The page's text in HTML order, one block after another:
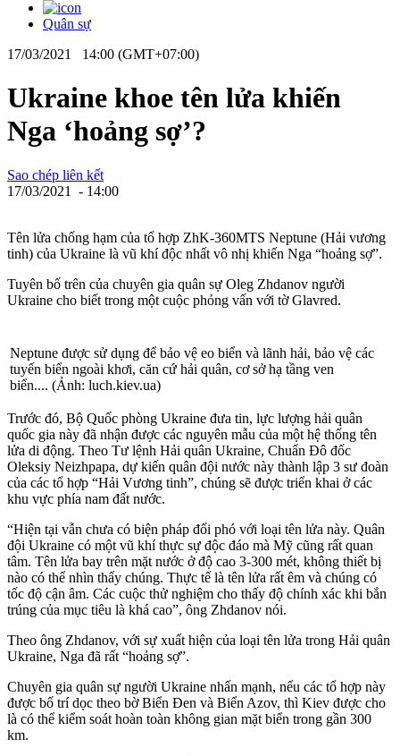
Quân sự
17/03/2021 14:00 (GMT+07:00)
Ukraine khoe tên lửa khiến
Nga ‘hoảng sợ’?
Sao chép liên kết
17/03/2021 - 14:00
Tên lửa chống hạm của tổ hợp ZhK-360MTS Neptune (Hải vương
tinh) của Ukraine là vũ khí độc nhất vô nhị khiến Nga “hoảng sợ”.
Tuyên bố trên của chuyên gia quân sự Oleg Zhdanov người
Ukraine cho biết trong một cuộc phỏng vấn với tờ Glavred.
Neptune được sử dụng để bảo vệ eo biển và lãnh hải, bảo vệ các
tuyến biển ngoài khơi, căn cứ hải quân, cơ sở hạ tầng ven
biển.... (Ảnh: luch.kiev.ua)
Trước đó, Bộ Quốc phòng Ukraine đưa tin, lực lượng hải quân
quốc gia này đã nhận được các nguyên mẫu của một hệ thống tên
lửa di động. Theo Tư lệnh Hải quân Ukraine, Chuẩn Đô đốc
Oleksiy Neizhpapa, dự kiến ​​quân đội nước này thành lập 3 sư đoàn
của các tổ hợp “Hải Vương tinh”, chúng sẽ được triển khai ở các
khu vực phía nam đất nước.
“Hiện tại vẫn chưa có biện pháp đối phó với loại tên lửa này. Quân
đội Ukraine có một vũ khí thực sự độc đáo mà Mỹ cũng rất quan
tâm. Tên lửa bay trên mặt nước ở độ cao 3-300 mét, không thiết bị
nào có thể nhìn thấy chúng. Thực tế là tên lửa rất êm và chúng có
tốc độ cận âm. Các cuộc thử nghiệm cho thấy độ chính xác khi bắn
trúng của mục tiêu là khá cao”, ông Zhdanov nói.
Theo ông Zhdanov, với sự xuất hiện của loại tên lửa trong Hải quân
Ukraine, Nga đã rất “hoảng sợ”.
Chuyên gia quân sự người Ukraine nhấn mạnh, nếu các tổ hợp này
được bố trí dọc theo bờ Biển Đen và Biển Azov, thì Kiev được cho
là có thể kiểm soát hoàn toàn không gian mặt biển trong gần 300
km.